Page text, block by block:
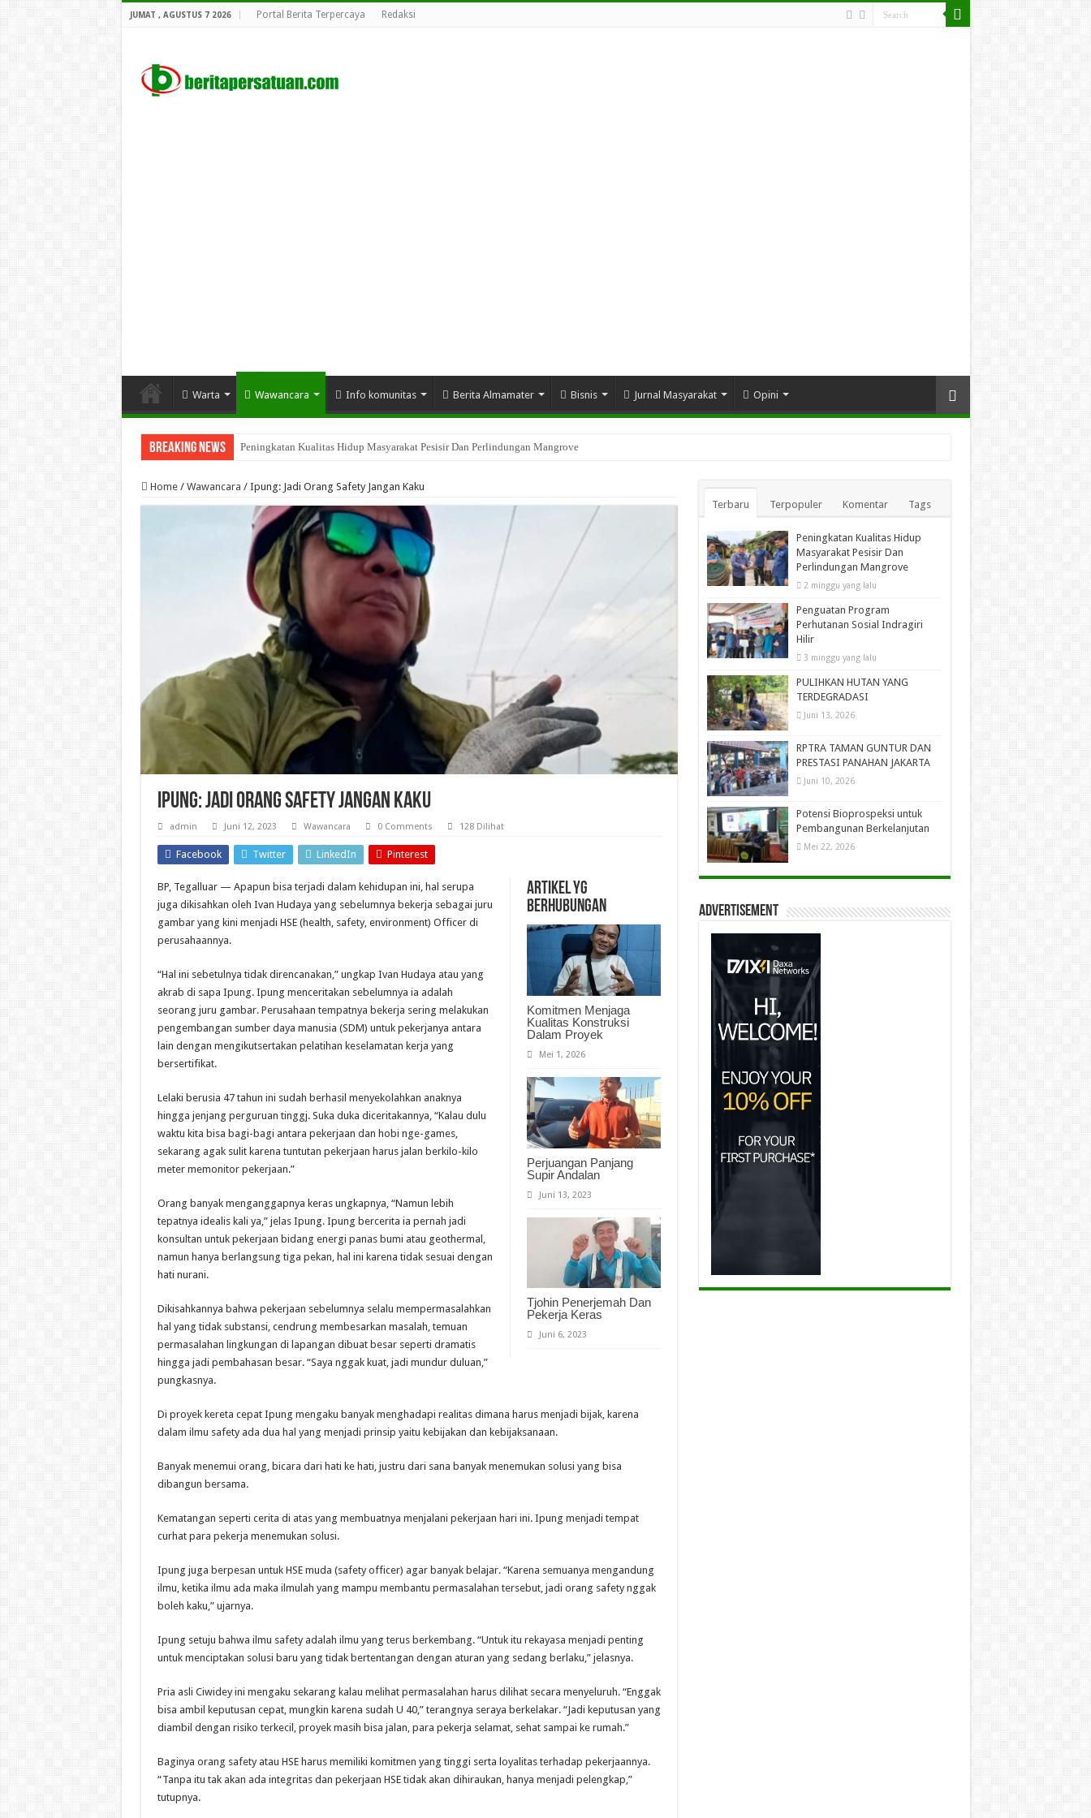
JUMAT , AGUSTUS 7 2026 Portal Berita Terpercaya Redaksi
Warta Wawancara Info komunitas Berita Almamater Bisnis Jurnal Masyarakat Opini
Breaking News Penguatan Program Perhutanan Sosial Indragiri Hilir
Home / Wawancara / Ipung: Jadi Orang Safety Jangan Kaku
Ipung: Jadi Orang Safety Jangan Kaku
admin Juni 12, 2023 Wawancara 0 Comments 128 Dilihat
Facebook Twitter LinkedIn Pinterest
Artikel yg
berhubungan
Komitmen Menjaga
Kualitas Konstruksi
Dalam Proyek
Mei 1, 2026
Perjuangan Panjang
Supir Andalan
Juni 13, 2023
Tjohin Penerjemah Dan
Pekerja Keras
Juni 6, 2023
BP, Tegalluar — Apapun bisa terjadi dalam kehidupan ini, hal serupa
juga dikisahkan oleh Ivan Hudaya yang sebelumnya bekerja sebagai juru
gambar yang kini menjadi HSE (health, safety, environment) Officer di
perusahaannya.
“Hal ini sebetulnya tidak direncanakan,” ungkap Ivan Hudaya atau yang
akrab di sapa Ipung. Ipung menceritakan sebelumnya ia adalah
seorang juru gambar. Perusahaan tempatnya bekerja sering melakukan
pengembangan sumber daya manusia (SDM) untuk pekerjanya antara
lain dengan mengikutsertakan pelatihan keselamatan kerja yang
bersertifikat.
Lelaki berusia 47 tahun ini sudah berhasil menyekolahkan anaknya
hingga jenjang perguruan tinggj. Suka duka diceritakannya, “Kalau dulu
waktu kita bisa bagi-bagi antara pekerjaan dan hobi nge-games,
sekarang agak sulit karena tuntutan pekerjaan harus jalan berkilo-kilo
meter memonitor pekerjaan.”
Orang banyak menganggapnya keras ungkapnya, “Namun lebih
tepatnya idealis kali ya,” jelas Ipung. Ipung bercerita ia pernah jadi
konsultan untuk pekerjaan bidang energi panas bumi atau geothermal,
namun hanya berlangsung tiga pekan, hal ini karena tidak sesuai dengan
hati nurani.
Dikisahkannya bahwa pekerjaan sebelumnya selalu mempermasalahkan
hal yang tidak substansi, cendrung membesarkan masalah, temuan
permasalahan lingkungan di lapangan dibuat besar seperti dramatis
hingga jadi pembahasan besar. “Saya nggak kuat, jadi mundur duluan,”
pungkasnya.
Di proyek kereta cepat Ipung mengaku banyak menghadapi realitas dimana harus menjadi bijak, karena
dalam ilmu safety ada dua hal yang menjadi prinsip yaitu kebijakan dan kebijaksanaan.
Banyak menemui orang, bicara dari hati ke hati, justru dari sana banyak menemukan solusi yang bisa
dibangun bersama.
Kematangan seperti cerita di atas yang membuatnya menjalani pekerjaan hari ini. Ipung menjadi tempat
curhat para pekerja menemukan solusi.
Ipung juga berpesan untuk HSE muda (safety officer) agar banyak belajar. “Karena semuanya mengandung
ilmu, ketika ilmu ada maka ilmulah yang mampu membantu permasalahan tersebut, jadi orang safety nggak
boleh kaku,” ujarnya.
Ipung setuju bahwa ilmu safety adalah ilmu yang terus berkembang. “Untuk itu rekayasa menjadi penting
untuk menciptakan solusi baru yang tidak bertentangan dengan aturan yang sedang berlaku,” jelasnya.
Pria asli Ciwidey ini mengaku sekarang kalau melihat permasalahan harus dilihat secara menyeluruh. “Enggak
bisa ambil keputusan cepat, mungkin karena sudah U 40,” terangnya seraya berkelakar. “Jadi keputusan yang
diambil dengan risiko terkecil, proyek masih bisa jalan, para pekerja selamat, sehat sampai ke rumah.”
Baginya orang safety atau HSE harus memiliki komitmen yang tinggi serta loyalitas terhadap pekerjaannya.
“Tanpa itu tak akan ada integritas dan pekerjaan HSE tidak akan dihiraukan, hanya menjadi pelengkap,”
tutupnya.
Terbaru Terpopuler Komentar Tags
Peningkatan Kualitas Hidup
Masyarakat Pesisir Dan
Perlindungan Mangrove
2 minggu yang lalu
Penguatan Program
Perhutanan Sosial Indragiri
Hilir
3 minggu yang lalu
PULIHKAN HUTAN YANG
TERDEGRADASI
Juni 13, 2026
RPTRA TAMAN GUNTUR DAN
PRESTASI PANAHAN JAKARTA
Juni 10, 2026
Potensi Bioprospeksi untuk
Pembangunan Berkelanjutan
Mei 22, 2026
Advertisement